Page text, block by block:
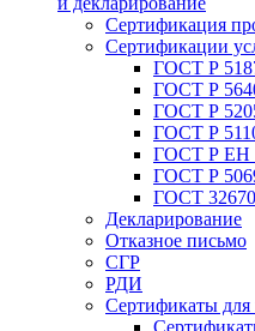
Сертификация
Сертификации
ГОСТ Р
ГОСТ Р
ГОСТ Р
ГОСТ Р
ГОСТ Р ЕН
ГОСТ Р
ГОСТ
Декларирование
Отказное письмо
СГР
РДИ
Сертификаты для